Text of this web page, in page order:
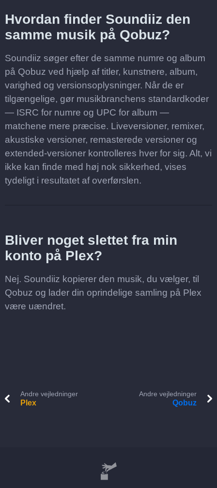
Hvordan finder Soundiiz den
samme musik på Qobuz?
Soundiiz søger efter de samme numre og album
på Qobuz ved hjælp af titler, kunstnere, album,
varighed og versionsoplysninger. Når de er
tilgængelige, gør musikbranchens standardkoder
— ISRC for numre og UPC for album —
matchene mere præcise. Liveversioner, remixer,
akustiske versioner, remasterede versioner og
extended-versioner kontrolleres hver for sig. Alt, vi
ikke kan finde med høj nok sikkerhed, vises
tydeligt i resultatet af overførslen.
Bliver noget slettet fra min
konto på Plex?
Nej. Soundiiz kopierer den musik, du vælger, til
Qobuz og lader din oprindelige samling på Plex
være uændret.
Andre vejledninger
Plex
Andre vejledninger
Qobuz